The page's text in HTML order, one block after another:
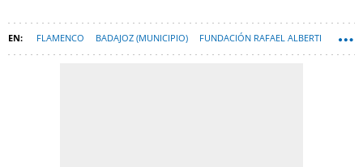
FLAMENCO BADAJOZ (MUNICIPIO) FUNDACIÓN RAFAEL ALBERTI